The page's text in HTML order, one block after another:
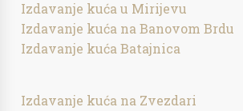
Izdavanje kuća u Mirijevu
Izdavanje kuća na Banovom Brdu
Izdavanje kuća Batajnica
Izdavanje kuća na Zvezdari